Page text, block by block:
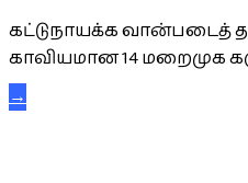
கட்டுநாயக்க வான்படைத்
காவியமான 14 மறைமுக
→